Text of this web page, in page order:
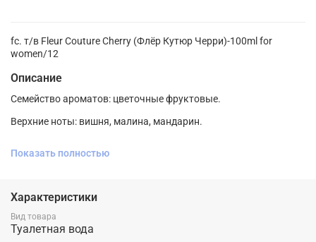
fc. т/в Fleur Couture Cherry (Флёр Кутюр Черри)-100ml for
women/12
Описание
Семейство ароматов: цветочные фруктовые.
Верхние ноты: вишня, малина, мандарин.
Показать полностью
Характеристики
Вид товара
Туалетная вода